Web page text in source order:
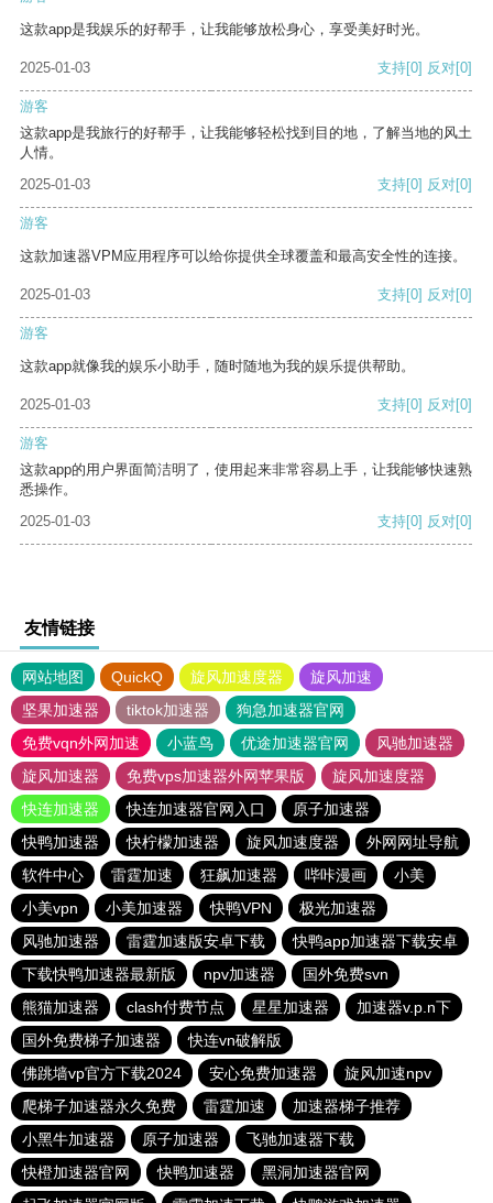
这款app是我娱乐的好帮手，让我能够放松身心，享受美好时光。
2025-01-03 支持[0] 反对[0]
游客
这款app是我旅行的好帮手，让我能够轻松找到目的地，了解当地的风土
人情。
2025-01-03
支持[0] 反对[0]
游客
这款加速器VPM应用程序可以给你提供全球覆盖和最高安全性的连接。
2025-01-03 支持[0] 反对[0]
游客
这款app就像我的娱乐小助手，随时随地为我的娱乐提供帮助。
2025-01-03 支持[0] 反对[0]
游客
这款app的用户界面简洁明了，使用起来非常容易上手，让我能够快速熟
悉操作。
2025-01-03
支持[0] 反对[0]
友情链接
网站地图 QuickQ 旋风加速度器
旋风加速
坚果加速器
tiktok加速器
狗急加速器官网
免费vqn外网加速
小蓝鸟 优途加速器官网
风驰加速器
旋风加速器
免费vps加速器外网苹果版
旋风加速度器
快连加速器
快连加速器官网入口
原子加速器
快鸭加速器
快柠檬加速器 旋风加速度器
外网网址导航
软件中心
雷霆加速 狂飙加速器 哔咔漫画
小美
小美vpn
小美加速器 快鸭VPN
极光加速器
风驰加速器
雷霆加速版安卓下载
快鸭app加速器下载安卓
下载快鸭加速器最新版
npv加速器
国外免费svn
熊猫加速器
clash付费节点 星星加速器
加速器v.p.n下
国外免费梯子加速器
快连vn破解版
佛跳墙vp官方下载2024
安心免费加速器
旋风加速npv
爬梯子加速器永久免费
雷霆加速
加速器梯子推荐
小黑牛加速器
原子加速器
飞驰加速器下载
快橙加速器官网
快鸭加速器
黑洞加速器官网